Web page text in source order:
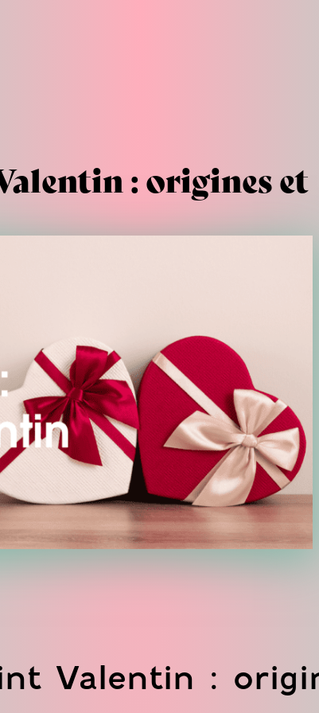
: origines et
Valentin :